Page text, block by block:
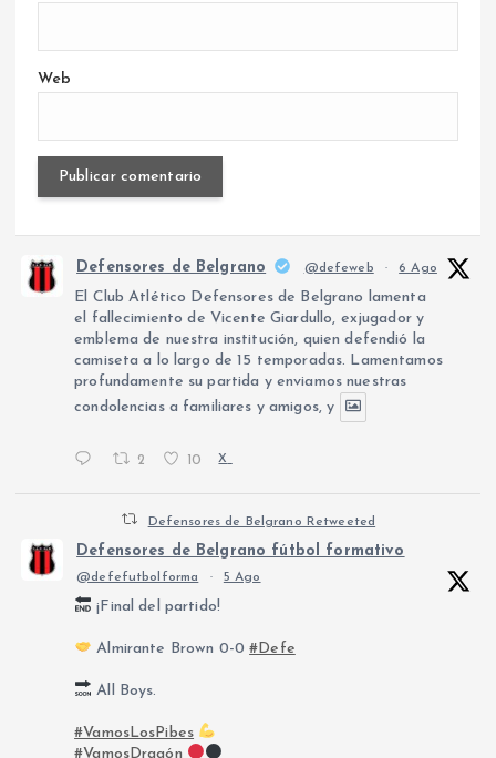
Web
Defensores de Belgrano @defeweb · 6 Ago
El Club Atlético Defensores de Belgrano lamenta
el fallecimiento de Vicente Giardullo, exjugador y
emblema de nuestra institución, quien defendió la
camiseta a lo largo de 15 temporadas. Lamentamos
profundamente su partida y enviamos nuestras
condolencias a familiares y amigos, y
2 10 X
Defensores de Belgrano Retweeted
Defensores de Belgrano fútbol formativo
@defefutbolforma · 5 Ago
¡Final del partido!
Almirante Brown 0-0#Defe
All Boys.
#VamosLosPibes
#VamosDragón